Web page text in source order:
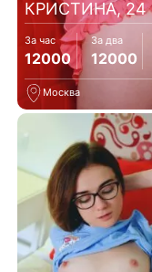
КРИСТИНА, 24
За час
12000
За два
12000
Москва